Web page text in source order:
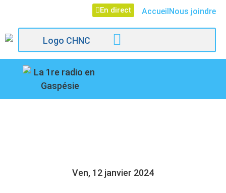
En direct AccueilNous joindre
Ven, 12 janvier 2024